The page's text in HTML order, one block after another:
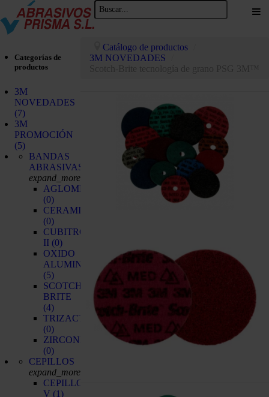
Categorías de
productos
3M
NOVEDADES
(7)
3M
PROMOCIÓN
(5)
BANDAS
ABRASIVAS
expand_more
AGLOMERADO
(0)
CERAMICO
(0)
CUBITRON
II (0)
OXIDO
ALUMINIO
(5)
SCOTCH-
BRITE
(4)
TRIZACT
(0)
ZIRCONIO
(0)
CEPILLOS
expand_more
CEPILLOS
V (1)
Catálogo de productos
3M NOVEDADES
Scotch-Brite tecnología de grano PSG 3M™